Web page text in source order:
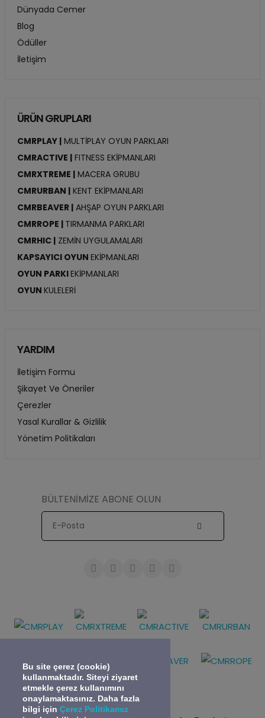
Bu site çerez (cookie)
kullanmaktadır. Siteyi ziyaret
etmekle çerez kullanımını
onaylamaktasınız. Daha fazla
bilgi için Çerez Politikamız
Dünyada Cemer
Blog
Ödüller
İletişim
ÜRÜN GRUPLARI
CMRPLAY | MULTİPLAY OYUN PARKLARI
CMRACTIVE | FITNESS EKİPMANLARI
CMRXTREME | MACERA GRUBU
CMRURBAN | KENT EKİPMANLARI
CMRBEAVER | AHŞAP OYUN PARKLARI
CMRROPE | TIRMANMA PARKLARI
CMRHIC | ZEMİN UYGULAMALARI
KAPSAYICI OYUN EKİPMANLARI
OYUN PARKIEKİPMANLARI
OYUN KULELERİ
YARDIM
İletişim Formu
Şikayet Ve Öneriler
Çerezler
Yasal Kurallar & Gizlilik
Yönetim Politikaları
BÜLTENİMİZE ABONE OLUN